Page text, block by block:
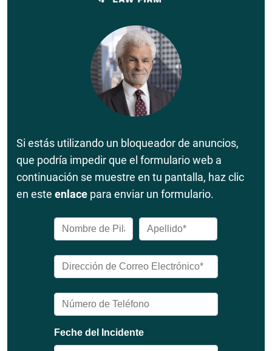
Si estás utilizando un bloqueador de anuncios,
que podría impedir que el formulario web a
continuación se muestre en tu pantalla, haz clic
en este enlace para enviar un formulario.